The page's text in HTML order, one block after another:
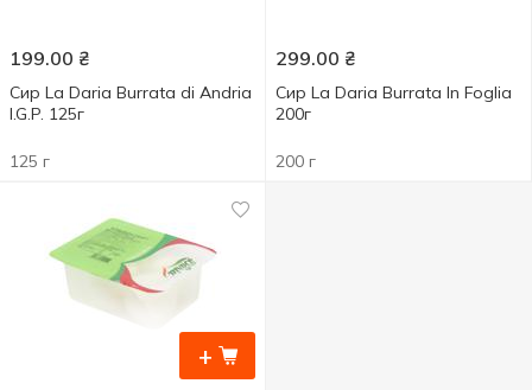
199.00 ₴
Сир La Daria Burrata di Andria
I.G.P. 125г
125 г
299.00 ₴
Сир La Daria Burrata In Foglia
200г
200 г
+